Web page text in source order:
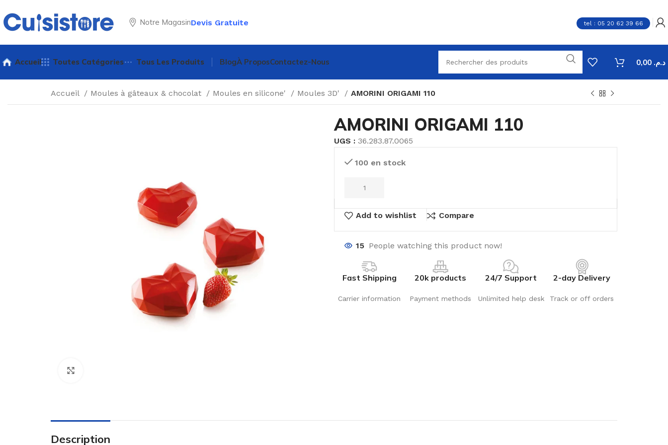
Notre MagasinDevis Gratuite tel : 05 20 62 39 66
Accueil Toutes Catégories Tous Les Produits BlogÀ ProposContactez-Nous د.م.
Accueil Moules à gâteaux & chocolat Moules en silicone' Moules 3D' AMORINI ORIGAMI 110
AMORINI ORIGAMI 110
UGS : 36.283.87.0065
100 en stock
Add to wishlist Compare
15 People watching this product now!
Fast Shipping
Carrier information
20k products
Payment methods
24/7 Support
Unlimited help desk
2-day Delivery
Track or off orders
Description